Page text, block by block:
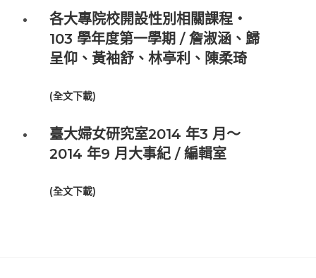
各大專院校開設性別相關課程‧
103 學年度第一學期 / 詹淑涵、歸
呈仰、黃袖舒、林亭利、陳柔琦
(全文下載)
臺大婦女研究室2014 年3 月～
2014 年9 月大事紀 / 編輯室
(全文下載)